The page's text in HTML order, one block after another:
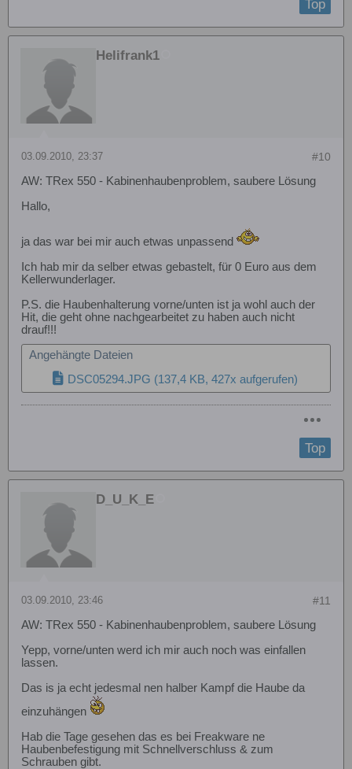
Top
Helifrank1
#10
03.09.2010, 23:37
AW: TRex 550 - Kabinenhaubenproblem, saubere Lösung
Hallo,
ja das war bei mir auch etwas unpassend
Ich hab mir da selber etwas gebastelt, für 0 Euro aus dem
Kellerwunderlager.
P.S. die Haubenhalterung vorne/unten ist ja wohl auch der
Hit, die geht ohne nachgearbeitet zu haben auch nicht
drauf!!!
Angehängte Dateien
DSC05294.JPG (137,4 KB, 427x aufgerufen)
Top
D_U_K_E
#11
03.09.2010, 23:46
AW: TRex 550 - Kabinenhaubenproblem, saubere Lösung
Yepp, vorne/unten werd ich mir auch noch was einfallen
lassen.
Das is ja echt jedesmal nen halber Kampf die Haube da
einzuhängen
Hab die Tage gesehen das es bei Freakware ne
Haubenbefestigung mit Schnellverschluss & zum
Schrauben gibt.